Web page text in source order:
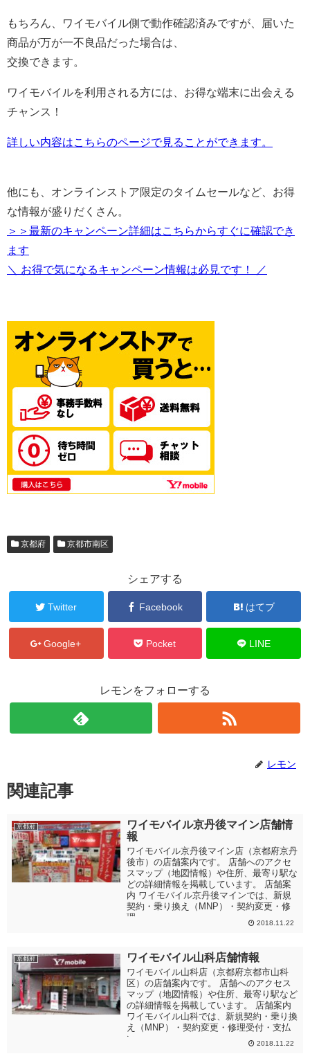
もちろん、ワイモバイル側で動作確認済みですが、届いた
商品が万が一不良品だった場合は、
交換できます。
ワイモバイルを利用される方には、お得な端末に出会える
チャンス！
詳しい内容はこちらのページで見ることができます。
他にも、オンラインストア限定のタイムセールなど、お得
な情報が盛りだくさん。
＞＞最新のキャンペーン詳細はこちらからすぐに確認でき
ます
＼ お得で気になるキャンペーン情報は必見です！ ／
京都府 京都市南区
シェアする
Twitter Facebook はてブ
Google+ Pocket LINE
レモンをフォローする
レモン
関連記事
京都府
ワイモバイル京丹後マイン店舗情
報
ワイモバイル京丹後マイン店（京都府京丹
後市）の店舗案内です。 店舗へのアクセ
スマップ（地図情報）や住所、最寄り駅な
どの詳細情報を掲載しています。 店舗案
内 ワイモバイル京丹後マインでは、新規
契約・乗り換え（MNP）・契約変更・修
理...
2018.11.22
京都府 ワイモバイル山科店舗情報
ワイモバイル山科店（京都府京都市山科
区）の店舗案内です。 店舗へのアクセス
マップ（地図情報）や住所、最寄り駅など
の詳細情報を掲載しています。 店舗案内
ワイモバイル山科では、新規契約・乗り換
え（MNP）・契約変更・修理受付・支払
い...
2018.11.22